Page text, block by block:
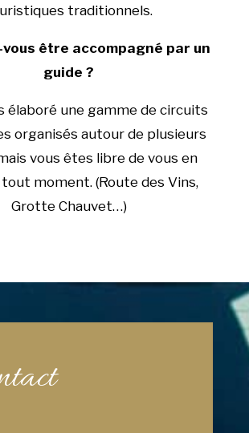
traditionnels.
être accompagné par un
guide ?
élaboré une gamme de circuits
organisés autour de plusieurs
vous êtes libre de vous en
moment. (Route des Vins,
Grotte Chauvet…)